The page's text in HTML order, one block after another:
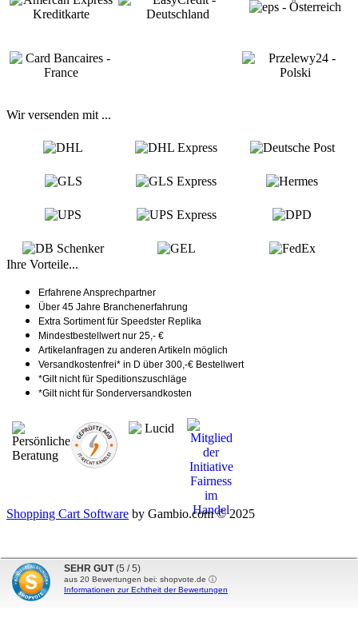
Wir versenden mit ...
Ihre Vorteile...
Erfahrene Ansprechpartner
Über 45 Jahre Branchenerfahrung
Extra Sortiment für Speedster Replika
Mindestbestellwert nur 25,- €
Artikelanfragen zu anderen Artikeln möglich
Versandkostenfrei* in D über 300,-€ Bestellwert
*Gilt nicht für Speditionszuschläge
*Gilt nicht für Sonderversandkosten
Shopping Cart Software by Gambio.com © 2025
SEHR GUT (5 / 5)
aus 20 Bewertungen bei: shopvote.de ⓘ
Informationen zur Echtheit der Bewertungen